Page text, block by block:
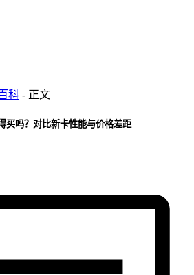
科 - 正文
买吗？对比新卡性能与价格差距